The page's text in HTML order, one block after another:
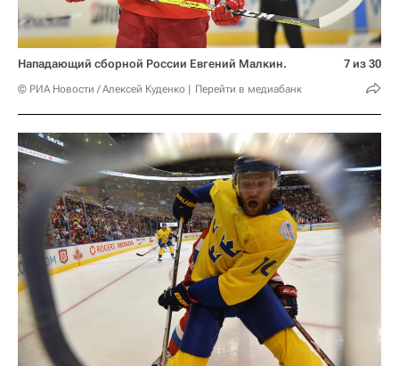
Нападающий сборной России Евгений Малкин.
© РИА Новости / Алексей Куденко Перейти в медиабанк
7 из 30